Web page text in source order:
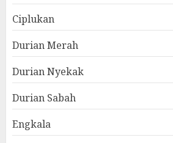
Ciplukan
Durian Merah
Durian Nyekak
Durian Sabah
Engkala